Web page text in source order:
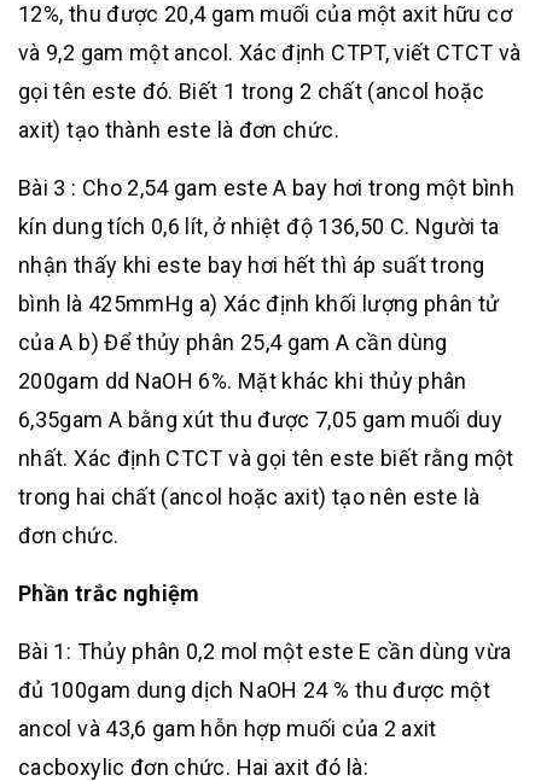
12%, thu được 20,4 gam muối của một axit hữu cơ
và 9,2 gam một ancol. Xác định CTPT, viết CTCT và
gọi tên este đó. Biết 1 trong 2 chất (ancol hoặc
axit) tạo thành este là đơn chức.
Bài 3 : Cho 2,54 gam este A bay hơi trong một bình
kín dung tích 0,6 lít, ở nhiệt độ 136,50 C. Người ta
nhận thấy khi este bay hơi hết thì áp suất trong
bình là 425mmHg a) Xác định khối lượng phân tử
của A b) Để thủy phân 25,4 gam A cần dùng
200gam dd NaOH 6%. Mặt khác khi thủy phân
6,35gam A bằng xút thu được 7,05 gam muối duy
nhất. Xác định CTCT và gọi tên este biết rằng một
trong hai chất (ancol hoặc axit) tạo nên este là
đơn chức.
Phần trắc nghiệm
Bài 1: Thủy phân 0,2 mol một este E cần dùng vừa
đủ 100gam dung dịch NaOH 24 % thu được một
ancol và 43,6 gam hỗn hợp muối của 2 axit
cacboxylic đơn chức. Hai axit đó là: